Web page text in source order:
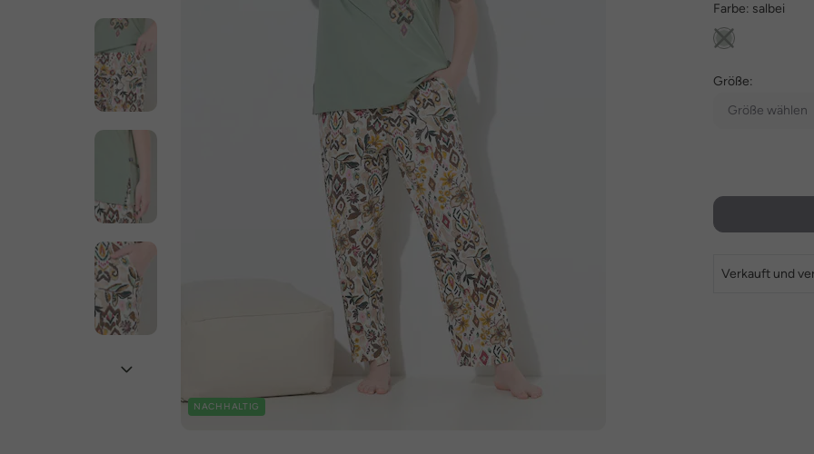
NACHHALTIG
Farbe: salbei
Größe:
Größe wählen
Verkauft und